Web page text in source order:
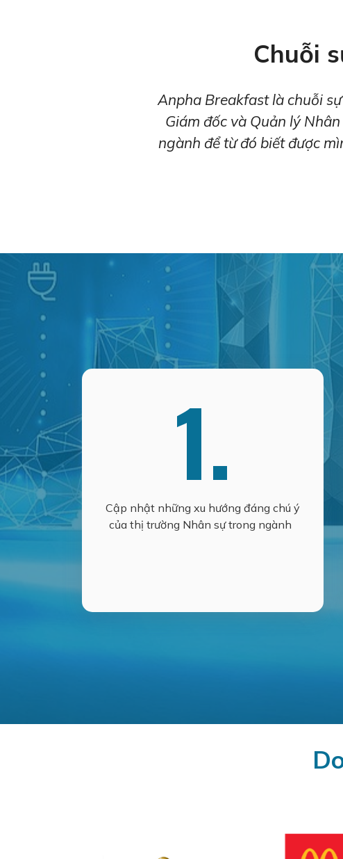
Chuỗi
Anpha Breakfast là chuỗi
Giám đốc và Quản lý
ngành để từ đó biết được
1.
Cập nhật những xu hướng đáng chú ý
của thị trường Nhân sự trong ngành